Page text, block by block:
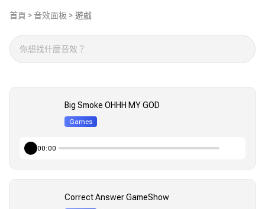
首頁 >音效面板 > 遊戲
Big Smoke OHHH MY GOD
Games
00:00
Correct Answer GameShow